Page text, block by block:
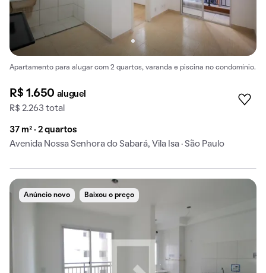
Apartamento para alugar com 2 quartos, varanda e piscina no condomínio.
R$ 1.650 aluguel
R$ 2.263 total
37 m² · 2 quartos
Avenida Nossa Senhora do Sabará, Vila Isa · São Paulo
Anúncio novo Baixou o preço